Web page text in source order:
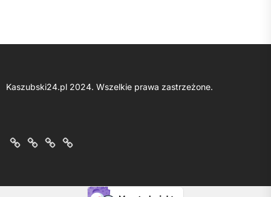
Kaszubski24.pl 2024. Wszelkie prawa zastrzeżone.
O
KontaktPolitykaRegulamin